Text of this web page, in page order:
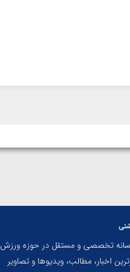
تخصصی و مستقل در حوزه ورزش
اخبار، مطالب، ویدیوها و تصاویر